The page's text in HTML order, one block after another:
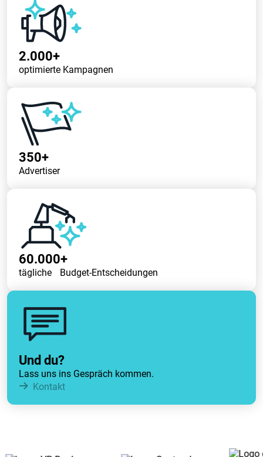
2.000+
optimierte Kampagnen
350+
Advertiser
60.000+
tägliche Budget-Entscheidungen
Und du?
Lass uns ins Gespräch kommen.
Kontakt